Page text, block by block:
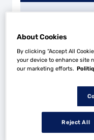
Mardi
Mercredi
Jeudi
About Cookies
By clicking “Accept All
your device to enhance site
our marketing efforts.
Reject All